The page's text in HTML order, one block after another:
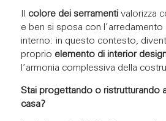
colore dei serramentivalorizza
e ben si sposa con l’arredamento
interno: in questo contesto,
proprio elemento di interior
l’armonia complessiva della
Stai progettando o ristrutturando
casa?